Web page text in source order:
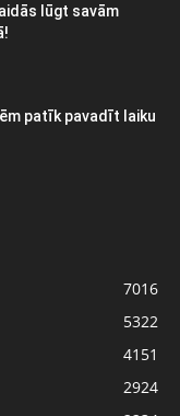
lūgt savām
patīk pavadīt laiku
7016
5322
4151
2924